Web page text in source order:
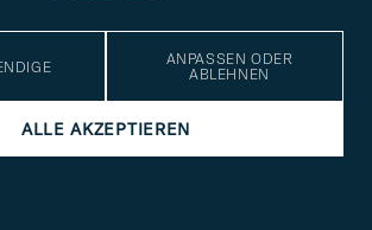
ANPASSEN ODER
ABLEHNEN
ALLE AKZEPTIEREN
uns, wir helfen Ihnen gerne weiter!